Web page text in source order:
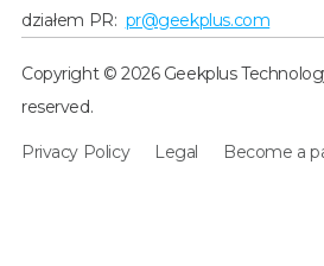
działem PR: pr@geekplus.com
Copyright © 2026 Geekplus
reserved.
Privacy Policy Legal Become a